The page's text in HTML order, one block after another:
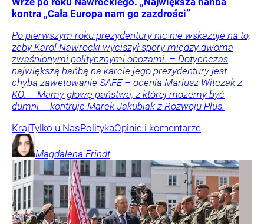
kontra „Cała Europa nam go zazdrości”
Po pierwszym roku prezydentury nic nie wskazuje na to,
żeby Karol Nawrocki wyciszył spory między dwoma
zwaśnionymi politycznymi obozami. – Dotychczas
największą hańbą na karcie jego prezydentury jest
chyba zawetowanie SAFE – ocenia Mariusz Witczak z
KO. – Mamy głowę państwa, z której możemy być
dumni – kontruje Marek Jakubiak z Rozwoju Plus.
KrajTylko u NasPolitykaOpinie i komentarze
Magdalena Frindt